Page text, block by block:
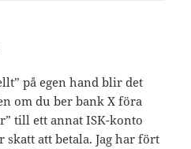
på egen hand blir det
om du ber bank X föra
till ett annat ISK-konto
att betala. Jag har fört